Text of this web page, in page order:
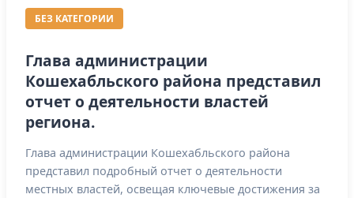
БЕЗ КАТЕГОРИИ
Глава администрации
Кошехабльского района представил
отчет о деятельности властей
региона.
Глава администрации Кошехабльского района
представил подробный отчет о деятельности
местных властей, освещая ключевые достижения за